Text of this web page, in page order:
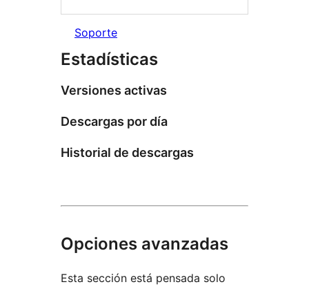
Soporte
Estadísticas
Versiones activas
Descargas por día
Historial de descargas
Opciones avanzadas
Esta sección está pensada solo